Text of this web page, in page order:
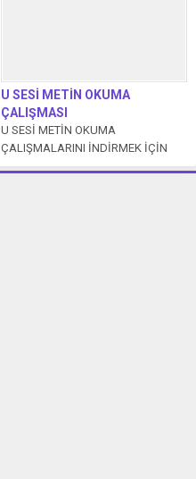
U SESİ METİN OKUMA
ÇALIŞMASI
U SESİ METİN OKUMA
ÇALIŞMALARINI İNDİRMEK İÇİN
TIKLAYIN LOKUM Numan lokum al.